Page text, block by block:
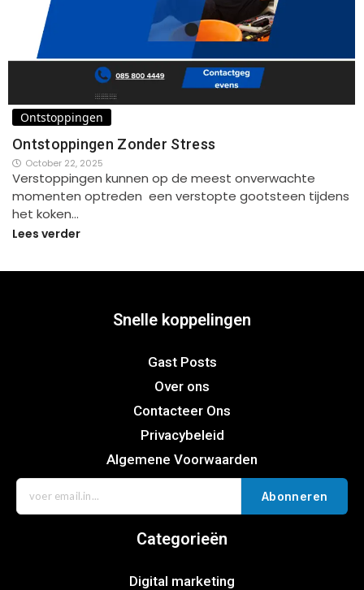
Ontstoppingen
Ontstoppingen Zonder Stress
October 22, 2025
Verstoppingen kunnen op de meest onverwachte
momenten optreden een verstopte gootsteen tijdens
het koken…
Lees verder
Snelle koppelingen
Gast Posts
Over ons
Contacteer Ons
Privacybeleid
Algemene Voorwaarden
Abonneren
Categorieën
Digital marketing